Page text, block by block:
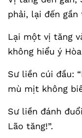
phải, lại đến gần
Lại một vị tăng
không hiểu ý
Sư liền cúi đầu:
mù mịt không
Sư liền đánh
Lão tăng!”.